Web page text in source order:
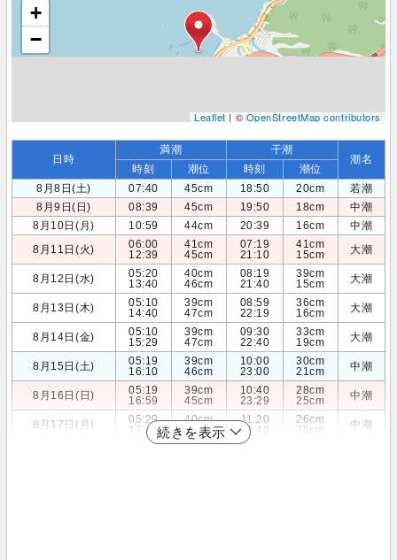
+
−
Leaflet| ©OpenStreetMap contributors
日時
満潮 干潮
潮名
時刻 潮位 時刻
潮位
8月8日(土)
07:40 45cm 18:50 20cm
若潮
8月9日(日)
08:39 45cm 19:50 18cm
中潮
8月10日(月)
10:59 44cm 20:39 16cm
中潮
8月11日(火)
06:00
12:39
41cm
45cm
07:19
21:10
41cm
15cm
大潮
8月12日(水)
05:20
13:40
40cm
46cm
08:19
21:40
39cm
15cm
大潮
8月13日(木)
05:10
14:40
39cm
47cm
08:59
22:19
36cm
16cm
大潮
8月14日(金)
05:10
15:29
39cm
47cm
09:30
22:40
33cm
19cm
大潮
8月15日(土)
05:19
16:10
39cm
46cm
10:00
23:00
30cm
21cm
中潮
8月16日(日)
05:19
16:59
39cm
45cm
10:40
23:29
28cm
25cm
中潮
8月17日(月)
05:29
17:40
40cm
42cm
11:20
23:40
26cm
28cm
中潮
続きを表示